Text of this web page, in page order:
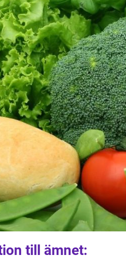
till ämnet: